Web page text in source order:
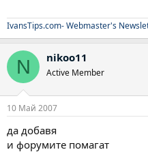
IvansTips.com- Webmaster's
N nikoo11
Active Member
10 Май 2007
да добавя
и форумите помагат